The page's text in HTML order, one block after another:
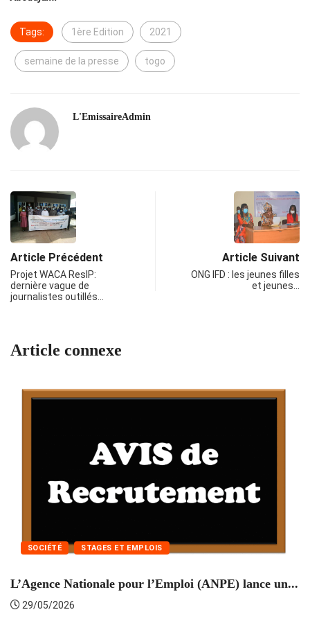
Tags: 1ère Edition 2021
semaine de la presse togo
L'EmissaireAdmin
Article Précédent
Projet WACA ResIP:
dernière vague de
journalistes outillés…
Article Suivant
ONG IFD : les jeunes filles
et jeunes…
Article connexe
SOCIÉTÉ STAGES ET EMPLOIS
L’Agence Nationale pour l’Emploi (ANPE) lance un...
29/05/2026